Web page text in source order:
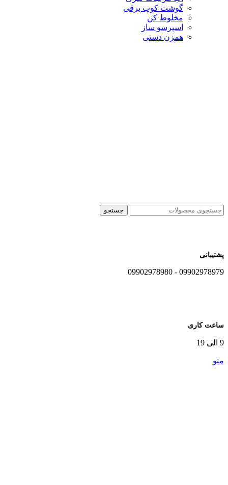
گوشت کوب برقی
مخلوط کن
اسپرسو ساز
همزن دستی
جستجو
پشتیبانی
09902978979 - 09902978980
ساعت کاری
9 الی 19
منو